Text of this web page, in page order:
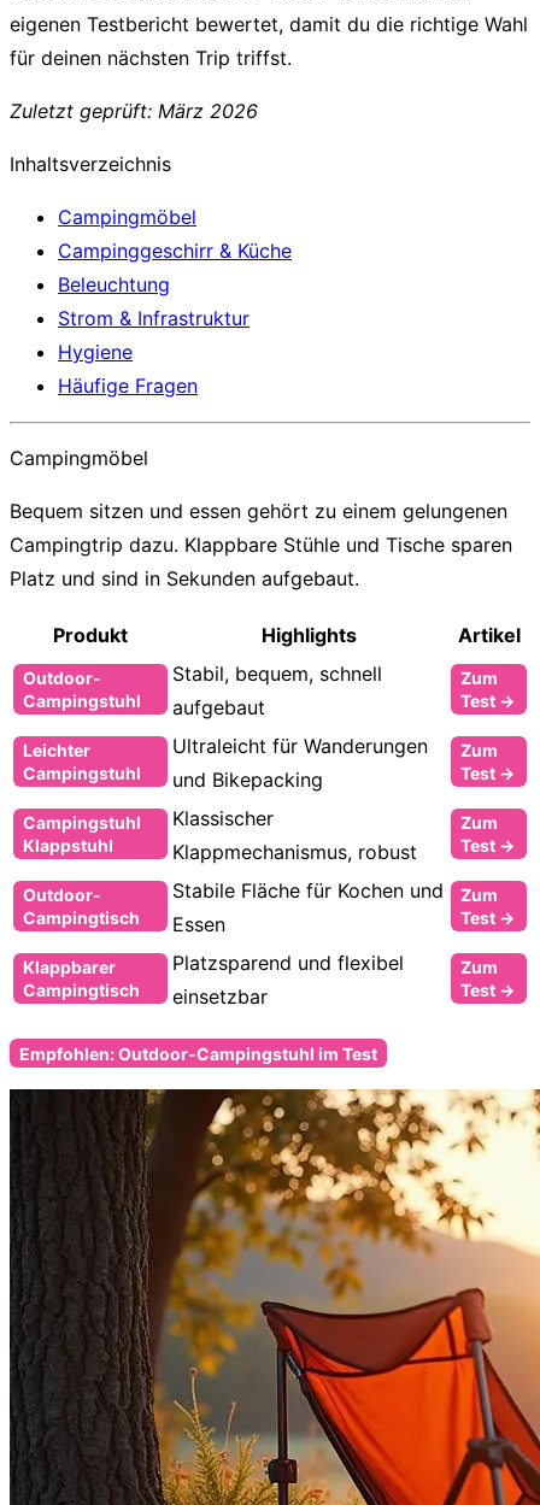
eigenen Testbericht bewertet, damit du die richtige Wahl
für deinen nächsten Trip triffst.
Zuletzt geprüft: März 2026
Inhaltsverzeichnis
Campingmöbel
Campinggeschirr & Küche
Beleuchtung
Strom & Infrastruktur
Hygiene
Häufige Fragen
Campingmöbel
Bequem sitzen und essen gehört zu einem gelungenen
Campingtrip dazu. Klappbare Stühle und Tische sparen
Platz und sind in Sekunden aufgebaut.
Produkt Highlights Artikel
Outdoor-
Campingstuhl
Stabil, bequem, schnell
aufgebaut
Zum
Test →
Leichter
Campingstuhl
Ultraleicht für Wanderungen
und Bikepacking
Zum
Test →
Campingstuhl
Klappstuhl
Klassischer
Klappmechanismus, robust
Zum
Test →
Outdoor-
Campingtisch
Stabile Fläche für Kochen und
Essen
Zum
Test →
Klappbarer
Campingtisch
Platzsparend und flexibel
einsetzbar
Zum
Test →
Empfohlen: Outdoor-Campingstuhl im Test